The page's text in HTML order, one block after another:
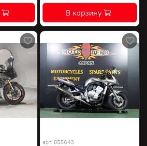
В корзину
арт. 055643